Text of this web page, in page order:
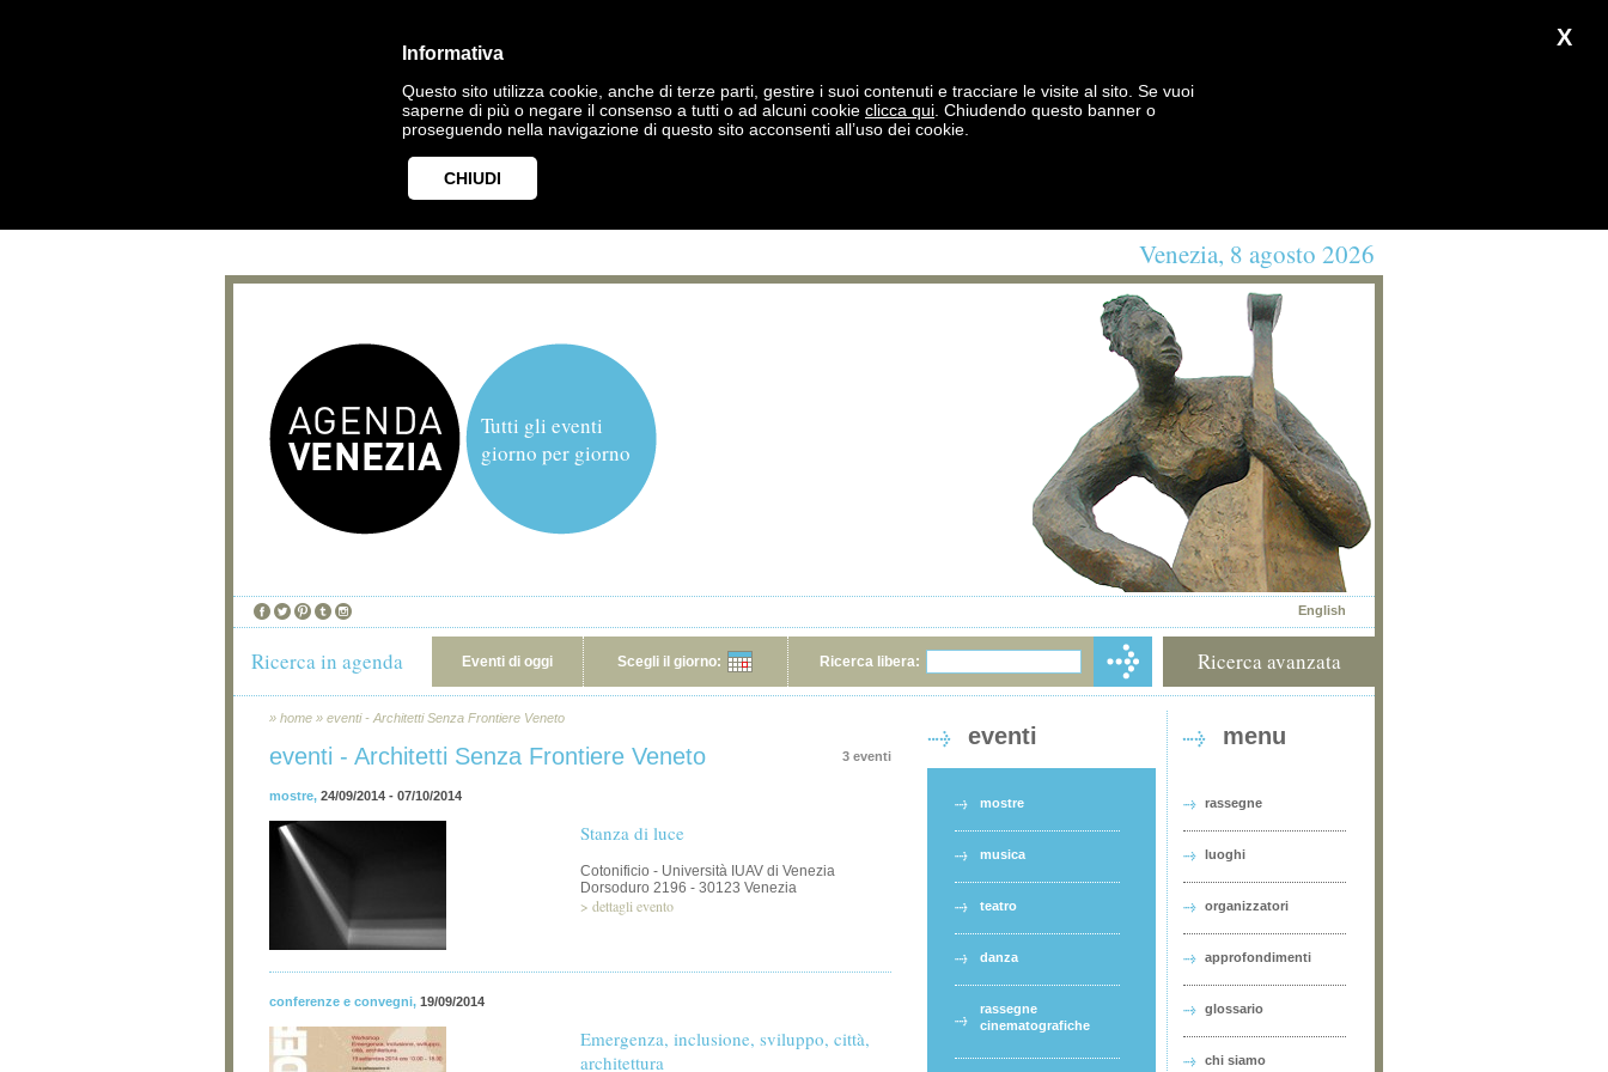
X
Informativa
Questo sito utilizza cookie, anche di terze parti, gestire i suoi contenuti e tracciare le visite al sito. Se vuoi
saperne di più o negare il consenso a tutti o ad alcuni cookie clicca qui . Chiudendo questo banner o
proseguendo nella navigazione di questo sito acconsenti all’uso dei cookie.
CHIUDI
Venezia, 8 agosto 2026
Tutti gli eventi
giorno per giorno
English
Ricerca in agenda Eventi di oggi Scegli il giorno: Ricerca libera: Ricerca avanzata
» home » eventi - Architetti Senza Frontiere Veneto
3 eventi
eventi - Architetti Senza Frontiere Veneto
mostre, 24/09/2014 - 07/10/2014
Stanza di luce
Cotonificio - Università IUAV di Venezia
Dorsoduro 2196 - 30123 Venezia
> dettagli evento
conferenze e convegni, 19/09/2014
Emergenza, inclusione, sviluppo, città,
architettura
eventi
mostre
musica
teatro
danza
rassegne
cinematografiche
menu
rassegne
luoghi
organizzatori
approfondimenti
glossario
chi siamo